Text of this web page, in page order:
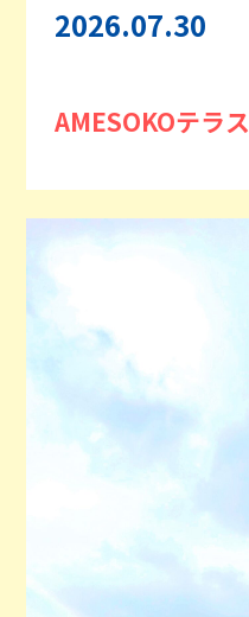
2026.07.30
AMESOKOテラス